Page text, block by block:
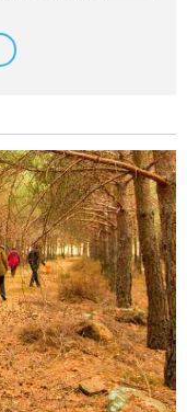
su consentimiento
a terceros.
sobre usted,
información adicional
adicional y
de privacidad